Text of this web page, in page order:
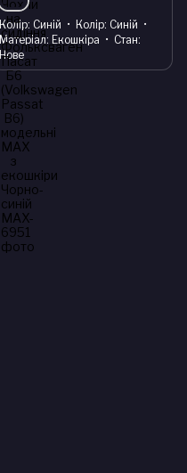
Колір Синій Колір Синій
Матеріал Екошкіра
Стан
Нове